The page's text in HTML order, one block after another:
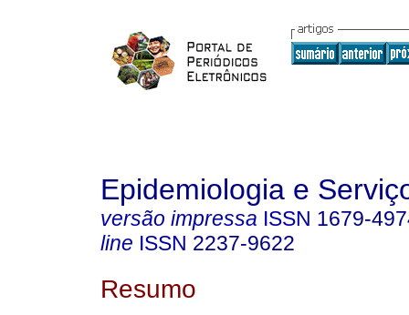
Epidemiologia e
versão impressa ISSN 1679-
line ISSN 2237-9622
Resumo